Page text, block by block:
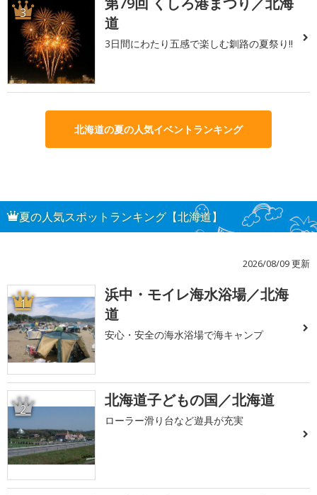
3
道
3日間にわたり五感で楽しむ釧路の夏祭り!!
北海道の夏の人気イベントランキング
夏の人気スポットランキング【北海道】
2026/08/09 更新
1
浜中・モイレ海水浴場／北海
道
安心・安全の海水浴場で海キャンプ
2 北海道子どもの国／北海道
ローラー滑り台など遊具が充実